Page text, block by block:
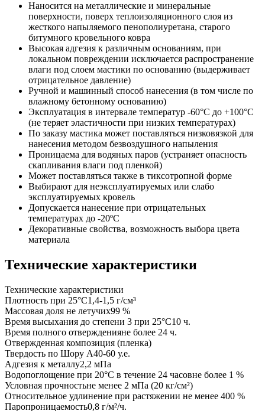
Наносится на металлические и минеральные
поверхности, поверх теплоизоляционного слоя из
жесткого напыляемого пенополиуретана, старого
битумного кровельного ковра
Высокая адгезия к различным основаниям, при
локальном повреждении исключается распространение
влаги под слоем мастики по основанию (выдерживает
отрицательное давление)
Ручной и машинный способ нанесения (в том числе по
влажному бетонному основанию)
Эксплуатация в интервале температур -60°С до +100°С
(не теряет эластичности при низких температурах)
По заказу мастика может поставляться низковязкой для
нанесения методом безвоздушного напыления
Проницаема для водяных паров (устраняет опасность
скапливания влаги под пленкой)
Может поставляться также в тиксотропной форме
Выбирают для неэксплуатируемых или слабо
эксплуатируемых кровель
Допускается нанесение при отрицательных
температурах до -20ºС
Декоративные свойства, возможность выбора цвета
материала
Технические характеристики
Технические характеристики
Плотность при 25°С1,4-1,5 г/см³
Массовая доля не летучих99 %
Время высыхания до степени 3 при 25°С10 ч.
Время полного отвержденияне более 24 ч.
Отвержденная композиция (пленка)
Твердость по Шору А40-60 у.е.
Адгезия к металлу2,2 мПа
Водопоглощение при 20°С в течение 24 часовне более 1 %
Условная прочностьне менее 2 мПа (20 кг/см²)
Относительное удлинение при растяжении не менее 400 %
Паропроницаемость0,8 г/м²/ч.